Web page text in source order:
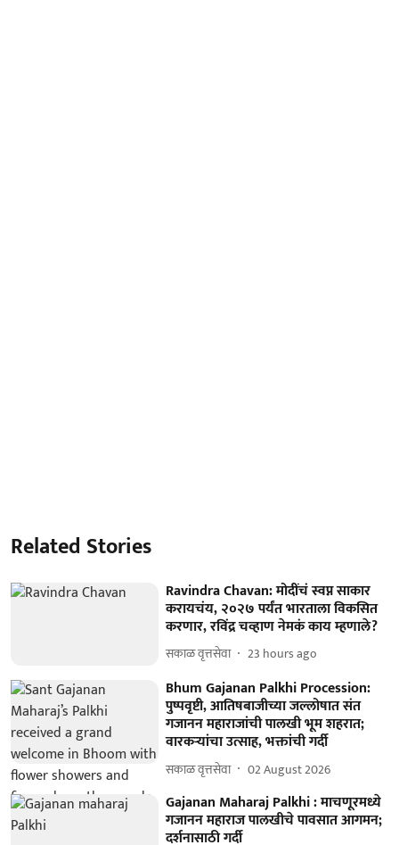
Related Stories
Ravindra Chavan: मोदींचं स्वप्न साकार
करायचंय, २०२७ पर्यंत भारताला विकसित
करणार, रविंद्र चव्हाण नेमकं काय म्हणाले?
सकाळ वृत्तसेवा 23 hours ago
Bhum Gajanan Palkhi Procession:
पुष्पवृष्टी, आतिषबाजीच्या जल्लोषात संत
गजानन महाराजांची पालखी भूम शहरात;
वारकऱ्यांचा उत्साह, भक्तांची गर्दी
सकाळ वृत्तसेवा 02 August 2026
Gajanan Maharaj Palkhi : माचणूरमध्ये
गजानन महाराज पालखीचे पावसात आगमन;
दर्शनासाठी गर्दी